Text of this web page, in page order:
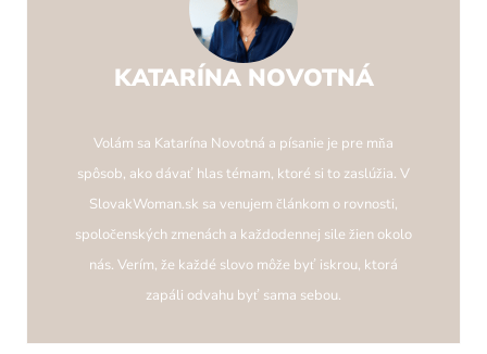
KATARÍNA NOVOTNÁ
Volám sa Katarína Novotná a písanie je pre mňa
spôsob, ako dávať hlas témam, ktoré si to zaslúžia. V
SlovakWoman.sk sa venujem článkom o rovnosti,
spoločenských zmenách a každodennej sile žien okolo
nás. Verím, že každé slovo môže byť iskrou, ktorá
zapáli odvahu byť sama sebou.